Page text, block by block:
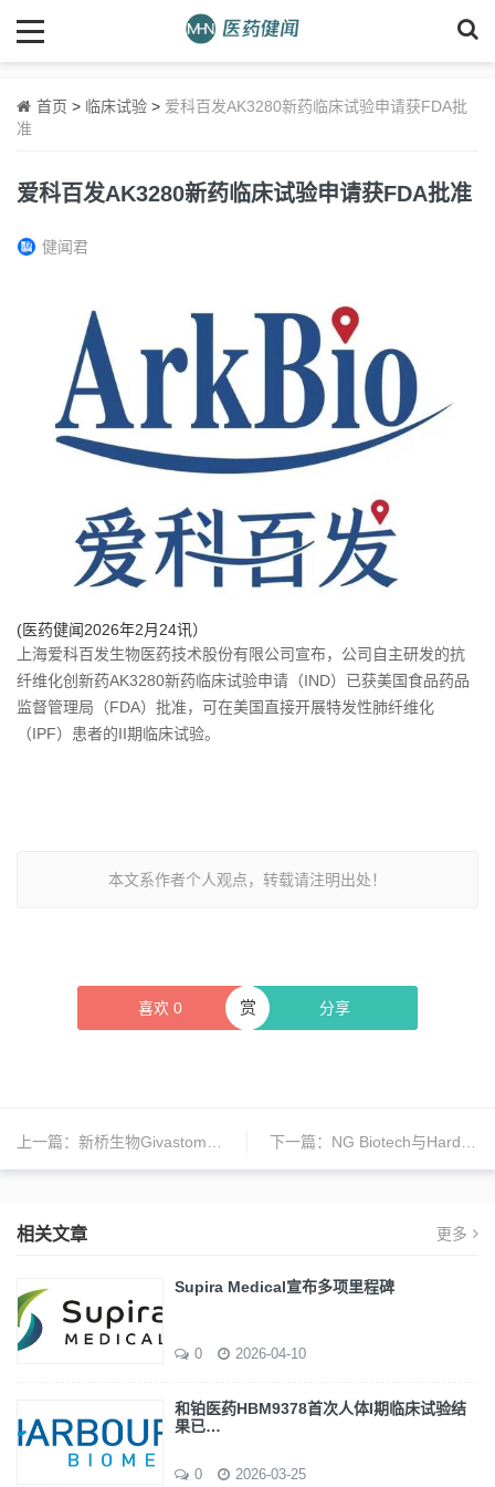
首页 > 临床试验 > 爱科百发AK3280新药临床试验申请获FDA批
准
爱科百发AK3280新药临床试验申请获FDA批准
健闻君
(医药健闻2026年2月24讯）
上海爱科百发生物医药技术股份有限公司宣布，公司自主研发的抗
纤维化创新药AK3280新药临床试验申请（IND）已获美国食品药品
监督管理局（FDA）批准，可在美国直接开展特发性肺纤维化
（IPF）患者的II期临床试验。
本文系作者个人观点，转载请注明出处！
喜欢 0 分享
赏
上一篇： 新桥生物Givastomig全球随机II期临床研究完成首例患者入组给药 下一篇： NG Biotech与Hardy Diagnostics获FDA突破性器械认定两款快速诊断试剂盒
相关文章 更多
Supira Medical宣布多项里程碑
0 2026-04-10
和铂医药HBM9378首次人体I期临床试验结
果已…
0 2026-03-25